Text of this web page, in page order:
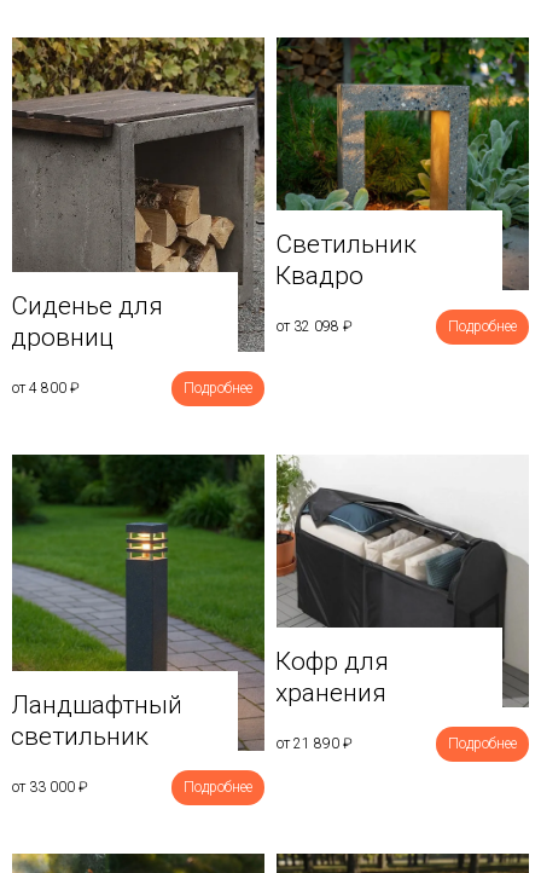
Сиденье для
дровниц
от 4 800 ₽ Подробнее
Светильник
Квадро
от 32 098 ₽ Подробнее
Ландшафтный
светильник
от 33 000 ₽ Подробнее
Кофр для
хранения
от 21 890 ₽ Подробнее